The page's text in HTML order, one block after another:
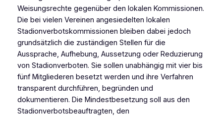
Weisungsrechte gegenüber den lokalen Kommissionen.
Die bei vielen Vereinen angesiedelten lokalen
Stadionverbotskommissionen bleiben dabei jedoch
grundsätzlich die zuständigen Stellen für die
Aussprache, Aufhebung, Aussetzung oder Reduzierung
von Stadionverboten. Sie sollen unabhängig mit vier bis
fünf Mitgliederen besetzt werden und ihre Verfahren
transparent durchführen, begründen und
dokumentieren. Die Mindestbesetzung soll aus den
Stadionverbotsbeauftragten, den